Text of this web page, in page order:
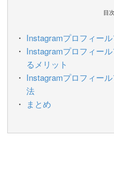
目次
Instagramプロフィー
Instagramプロフィー
るメリット
Instagramプロフィー
法
まとめ